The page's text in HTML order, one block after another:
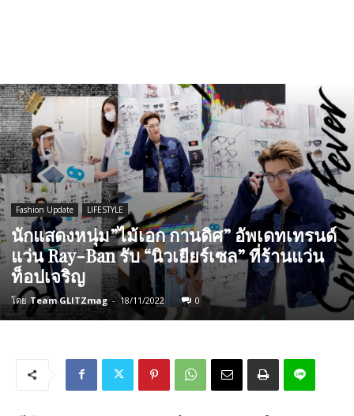
Fashion Update LIFESTYLE
นักแสดง​หนุ่ม​”ไม้เอก กานดิศ” อัพเดทเทรนด์
แว่น Ray-Ban รับ “นิวเยียร์เซล” ที่ร้านแว่น
ท็อปเจริญ
โดย Team GLITZmag - 18/11/2022 0